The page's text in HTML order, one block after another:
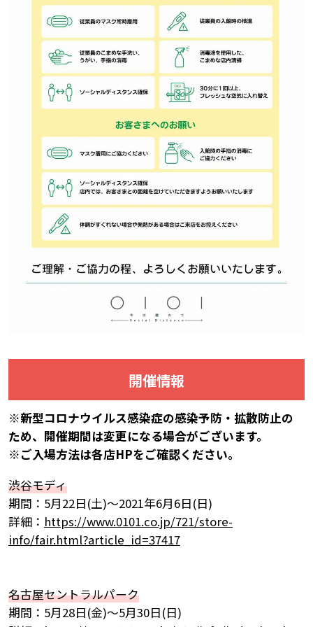
開催情報
※新型コロナウイルス感染症の感染予防・拡散防止の
ため、開催期間は変更になる場合がございます。
※ご入場方法は各店HPをご確認ください。
渋谷モディ
期間：5月22日(土)～2021年6月6日(日)
詳細： https://www.0101.co.jp/721/store-
info/fair.html?article_id=37417
名古屋セントラルパーク
期間：5月28日(金)～5月30日(日)